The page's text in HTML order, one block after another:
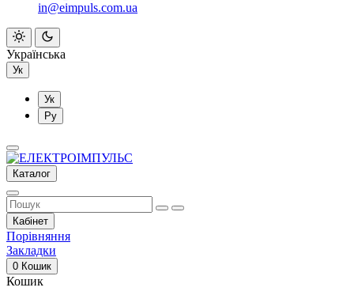
in@eimpuls.com.ua
Українська
Ук
Ук
Ру
Каталог
Кабінет
Порівняння
Закладки
0 Кошик
Кошик